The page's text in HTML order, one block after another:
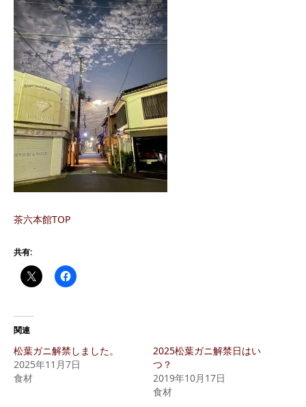
茶六本館TOP
共有:
関連
松葉ガニ解禁しました。
2025年11月7日
食材
2025松葉ガニ解禁日はい
つ？
2019年10月17日
食材